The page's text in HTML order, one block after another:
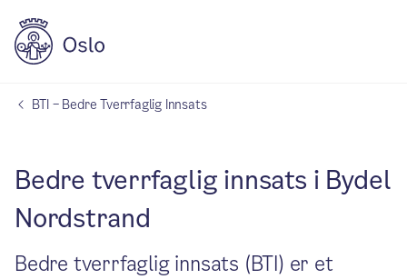
BTI – Bedre Tverrfaglig Innsats
Bedre tverrfaglig innsats i Bydel
Nordstrand
Bedre tverrfaglig innsats (BTI) er et